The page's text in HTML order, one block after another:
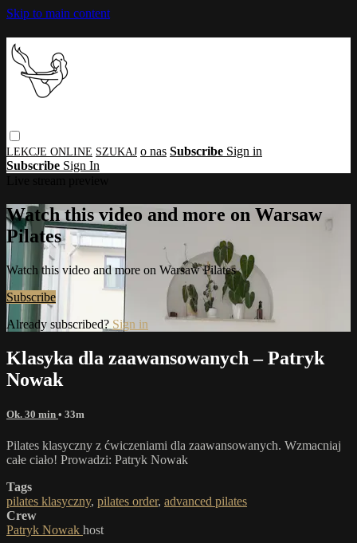
Skip to main content
o nas Subscribe Sign in
Subscribe Sign In
Watch this video and more on Warsaw
Pilates
Watch this video and more on Warsaw Pilates
Subscribe
Already subscribed? Sign in
Klasyka dla zaawansowanych – Patryk
Nowak
Ok. 30 min • 33m
Pilates klasyczny z ćwiczeniami dla zaawansowanych. Wzmacniaj
całe ciało! Prowadzi: Patryk Nowak
Tags
pilates klasyczny, pilates order, advanced pilates
Crew
Patryk Nowak host